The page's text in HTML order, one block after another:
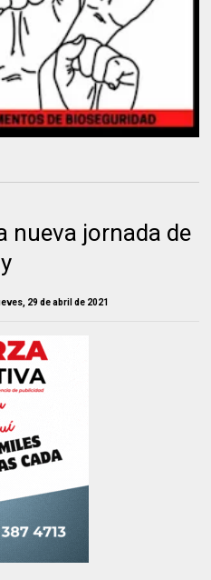
nueva jornada de
29 de abril de 2021